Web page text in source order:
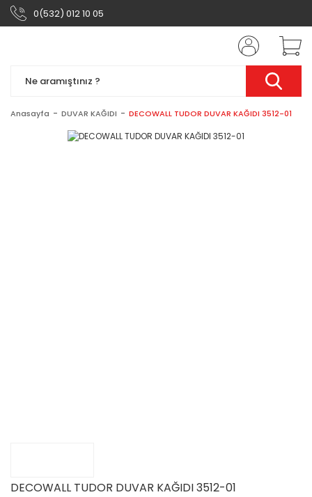
0(532) 012 10 05
Anasayfa DUVAR KAĞIDI DECOWALL TUDOR DUVAR KAĞIDI 3512-01
DECOWALL TUDOR DUVAR KAĞIDI 3512-01